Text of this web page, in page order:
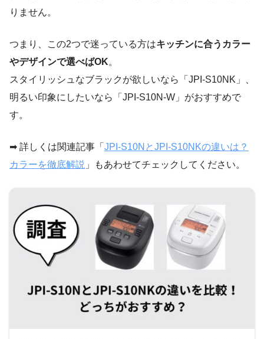
りません。
つまり、この2つで迷っている方はキッチンに合うカラー
やデザインで選べばOK。
スタイリッシュなブラックが欲しいなら「JPI-S10NK」、
明るい印象にしたいなら「JPI-S10N-W」がおすすめで
す。
➡ 詳しくは関連記事「 JPI-S10NとJPI-S10NKの違いは？
カラーを徹底解説 」もあわせてチェックしてください。